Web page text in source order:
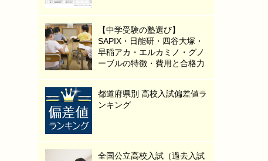
【中学受験の塾選び】
SAPIX・日能研・四谷大塚・
早稲アカ・エルカミノ・グノ
ーブルの特徴・費用と合格力
都道府県別 高校入試偏差値ラ
ンキング
全国公立高校入試（過去入試